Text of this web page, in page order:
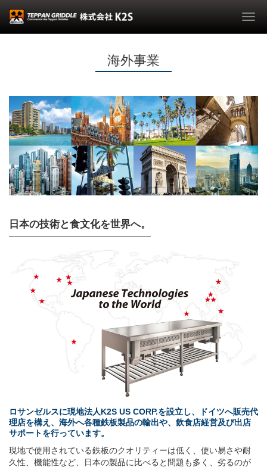
海外事業
日本の技術と食文化を世界へ。
ロサンゼルスに現地法人K2S US CORP.を設立し、ドイツへ販売代
理店を構え、海外へ各種鉄板製品の輸出や、飲食店経営及び出店
サポートを行っています。
現地で使用されている鉄板のクオリティーは低く、使い易さや耐
久性、機能性など、日本の製品に比べると問題も多く、劣るのが